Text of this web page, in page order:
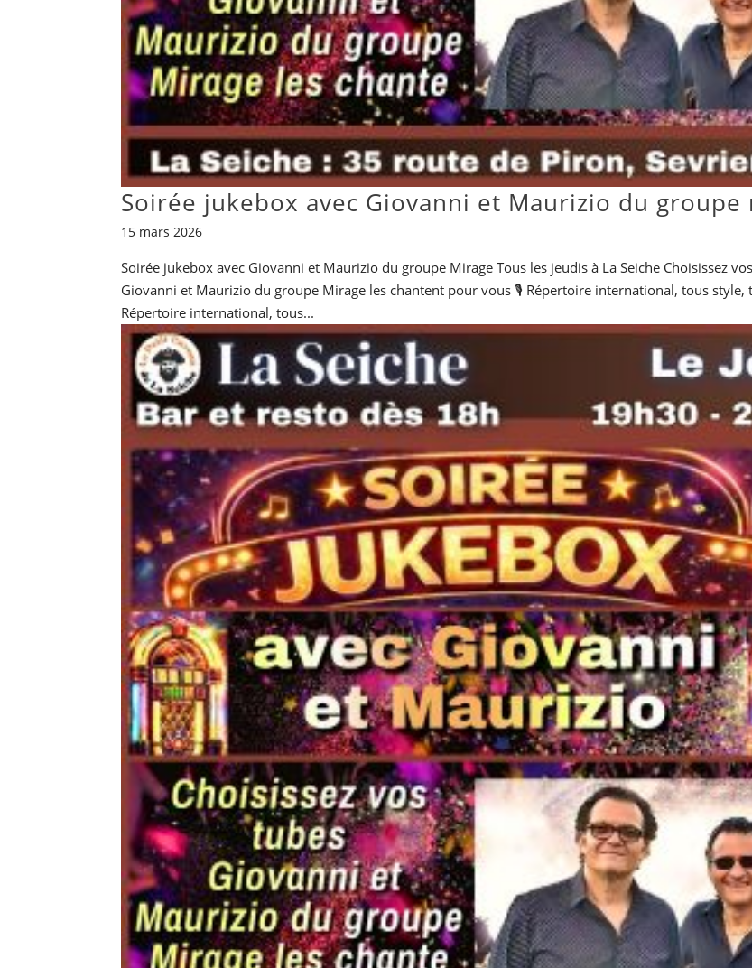
Soirée jukebox avec Giovanni et Maurizio du groupe
15 mars 2026
Soirée jukebox avec Giovanni et Maurizio du groupe Mirage Tous les jeudis à La Seiche Choisissez
Giovanni et Maurizio du groupe Mirage les chantent pour vous 🎙️ Répertoire international, tous style,
Répertoire international, tous...